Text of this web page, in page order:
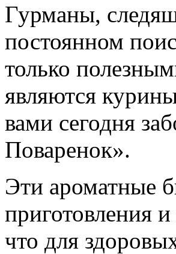
Гурманы,
постоянном
только
являются
вами сегодня
Поваренок».
Эти ароматные
приготовления
что для